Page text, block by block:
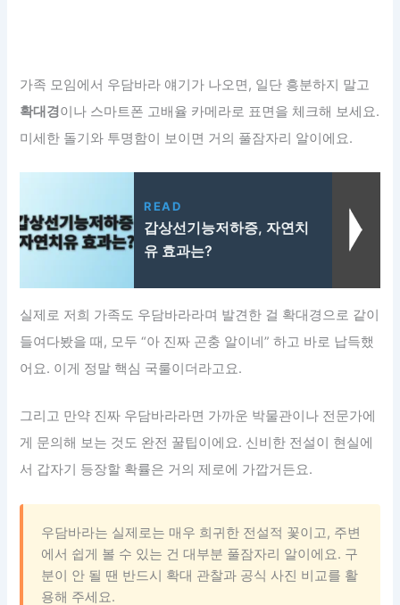
가족 모임에서 우담바라 얘기가 나오면, 일단 흥분하지 말고
확대경이나 스마트폰 고배율 카메라로 표면을 체크해 보세요.
미세한 돌기와 투명함이 보이면 거의 풀잠자리 알이에요.
READ
갑상선기능저하증, 자연치
유 효과는?
실제로 저희 가족도 우담바라라며 발견한 걸 확대경으로 같이
들여다봤을 때, 모두 “아 진짜 곤충 알이네” 하고 바로 납득했
어요. 이게 정말 핵심 국룰이더라고요.
그리고 만약 진짜 우담바라라면 가까운 박물관이나 전문가에
게 문의해 보는 것도 완전 꿀팁이에요. 신비한 전설이 현실에
서 갑자기 등장할 확률은 거의 제로에 가깝거든요.
우담바라는 실제로는 매우 희귀한 전설적 꽃이고, 주변
에서 쉽게 볼 수 있는 건 대부분 풀잠자리 알이에요. 구
분이 안 될 땐 반드시 확대 관찰과 공식 사진 비교를 활
용해 주세요.